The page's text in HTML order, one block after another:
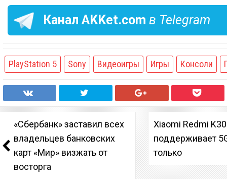
Канал AKKet.com в Telegram
PlayStation 5 Sony Видеоигры Игры Консоли
«Сбербанк» заставил всех
владельцев банковских
карт «Мир» визжать от
восторга
Xiaomi Redmi K30
поддерживает
только